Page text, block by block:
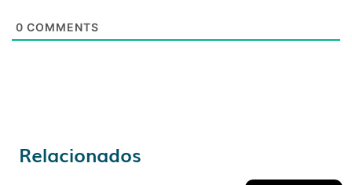
0 COMMENTS
Relacionados